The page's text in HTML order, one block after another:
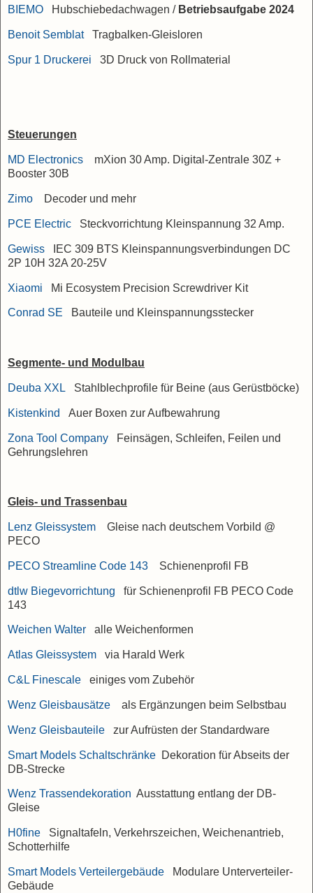
BIEMO Hubschiebedachwagen / Betriebsaufgabe 2024
Benoit SemblatTragbalken-Gleisloren
Spur 1 Druckerei 3D Druck von Rollmaterial
Steuerungen
MD Electronics
mXion 30 Amp. Digital-Zentrale 30Z +
Booster 30B
Zimo Decoder und mehr
PCE Electric Steckvorrichtung Kleinspannung 32 Amp.
Gewiss IEC 309 BTS Kleinspannungsverbindungen DC
2P 10H 32A 20-25V
Xiaomi Mi Ecosystem Precision Screwdriver Kit
Conrad SE Bauteile und Kleinspannungsstecker
Segmente- und Modulbau
Deuba XXL Stahlblechprofile für Beine (aus Gerüstböcke)
Kistenkind Auer Boxen zur Aufbewahrung
Zona Tool Company Feinsägen, Schleifen, Feilen und
Gehrungslehren
Gleis- und Trassenbau
Lenz Gleissystem
Gleise nach deutschem Vorbild @
PECO
PECO Streamline Code 143 Schienenprofil FB
dtlw Biegevorrichtung für Schienenprofil FB PECO Code
143
Weichen Walter alle Weichenformen
Atlas Gleissystem via Harald Werk
C&L Finescale einiges vom Zubehör
Wenz Gleisbausätze als Ergänzungen beim Selbstbau
Wenz Gleisbauteile zur Aufrüsten der Standardware
Smart Models Schaltschränke Dekoration für Abseits der
DB-Strecke
Wenz Trassendekoration Ausstattung entlang der DB-
Gleise
H0fine Signaltafeln, Verkehrszeichen, Weichenantrieb,
Schotterhilfe
Smart Models Verteilergebäude Modulare Unterverteiler-
Gebäude